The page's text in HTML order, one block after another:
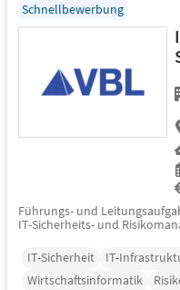
Schnellbewerbung
Führungs- und
IT-Sicherheits- und
IT-Sicherheit
IT-
Wirtschaftsinformatik